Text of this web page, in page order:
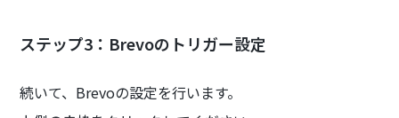
ステップ3：Brevoのトリガー設定
続いて、Brevoの設定を行います。